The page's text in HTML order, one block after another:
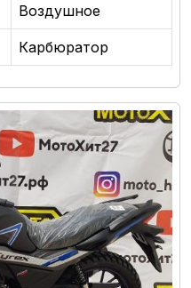
Воздушное
Карбюратор